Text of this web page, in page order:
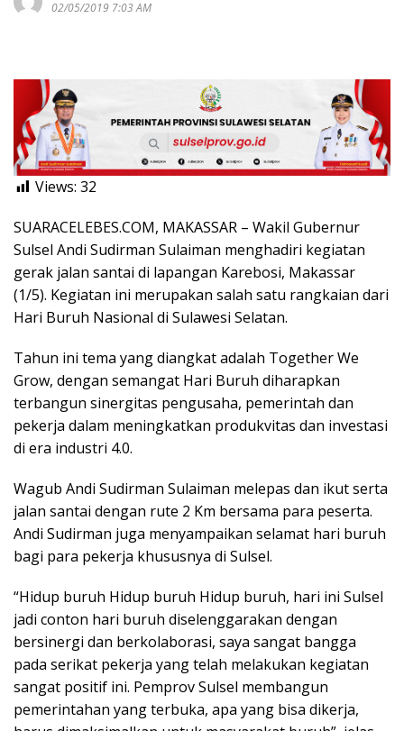
02/05/2019 7:03 AM
Views: 32
SUARACELEBES.COM, MAKASSAR – Wakil Gubernur
Sulsel Andi Sudirman Sulaiman menghadiri kegiatan
gerak jalan santai di lapangan Karebosi, Makassar
(1/5). Kegiatan ini merupakan salah satu rangkaian dari
Hari Buruh Nasional di Sulawesi Selatan.
Tahun ini tema yang diangkat adalah Together We
Grow, dengan semangat Hari Buruh diharapkan
terbangun sinergitas pengusaha, pemerintah dan
pekerja dalam meningkatkan produkvitas dan investasi
di era industri 4.0.
Wagub Andi Sudirman Sulaiman melepas dan ikut serta
jalan santai dengan rute 2 Km bersama para peserta.
Andi Sudirman juga menyampaikan selamat hari buruh
bagi para pekerja khususnya di Sulsel.
“Hidup buruh Hidup buruh Hidup buruh, hari ini Sulsel
jadi conton hari buruh diselenggarakan dengan
bersinergi dan berkolaborasi, saya sangat bangga
pada serikat pekerja yang telah melakukan kegiatan
sangat positif ini. Pemprov Sulsel membangun
pemerintahan yang terbuka, apa yang bisa dikerja,